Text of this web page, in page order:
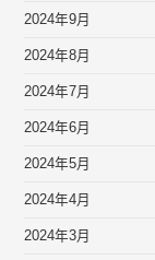
2024年9月
2024年8月
2024年7月
2024年6月
2024年5月
2024年4月
2024年3月